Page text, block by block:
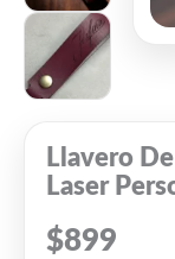
Llavero
Laser
$899